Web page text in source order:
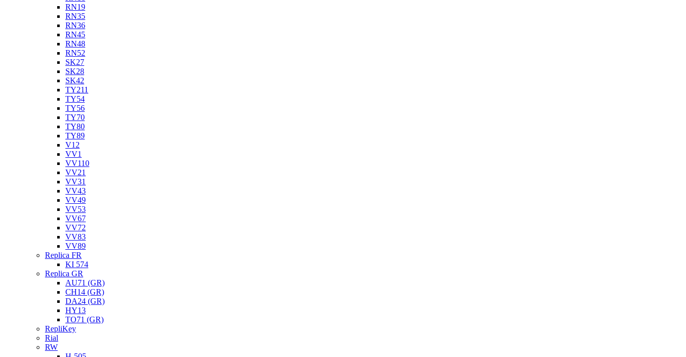
RN19
RN35
RN36
RN45
RN48
RN52
SK27
SK28
SK42
TY211
TY54
TY56
TY70
TY80
TY89
V12
VV1
VV110
VV21
VV31
VV43
VV49
VV53
VV67
VV72
VV83
VV89
Replica FR
KI 574
Replica GR
AU71 (GR)
CH14 (GR)
DA24 (GR)
HY13
TO71 (GR)
RepliKey
Rial
RW